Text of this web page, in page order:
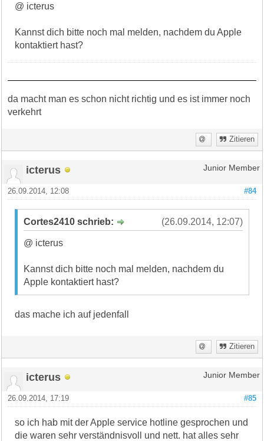
@ icterus
Kannst dich bitte noch mal melden, nachdem du Apple
kontaktiert hast?
da macht man es schon nicht richtig und es ist immer noch
verkehrt
Zitieren
icterus Junior Member
#84
26.09.2014, 12:08
(26.09.2014, 12:07)
Cortes2410 schrieb:
@ icterus
Kannst dich bitte noch mal melden, nachdem du
Apple kontaktiert hast?
das mache ich auf jedenfall
Zitieren
icterus Junior Member
#85
26.09.2014, 17:19
so ich hab mit der Apple service hotline gesprochen und
die waren sehr verständnisvoll und nett. hat alles sehr